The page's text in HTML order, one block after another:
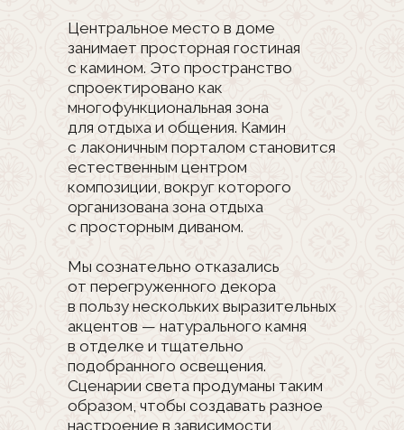
Такой подход позволяет сохранить
эстетику пространства, скрывая
бытовые приборы, но оставляя
их в быстром доступе. Напротив
расположены декоративные полки
с натуральным мрамором, который
становится выразительным
акцентом интерьера.
Особое внимание мы уделили
эргономике кухонного
пространства. Рабочие
поверхности, хранение и техника
расположены в соответствии
треугольника», что делает
максимально комфортным.
Примыкающая к кухне
хозяйственная комната —
продуманное решение
для хранения продуктов и кухонной
утвари, позволяющее сохранить
основное пространство
свободным от лишних предметов.